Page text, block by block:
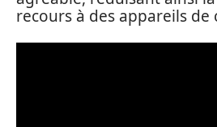
recours à des appareils